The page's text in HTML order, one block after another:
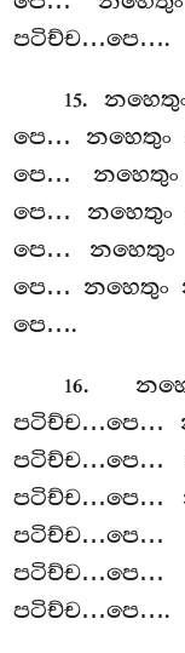
පටිච්ච…පෙ….
15.
පෙ… නහෙතුං
පෙ… නහෙතුං
පෙ… නහෙතුං
පෙ… නහෙතුං
පෙ… නහෙතුං
පෙ….
16.
පටිච්ච…පෙ…
පටිච්ච…පෙ…
පටිච්ච…පෙ…
පටිච්ච…පෙ….